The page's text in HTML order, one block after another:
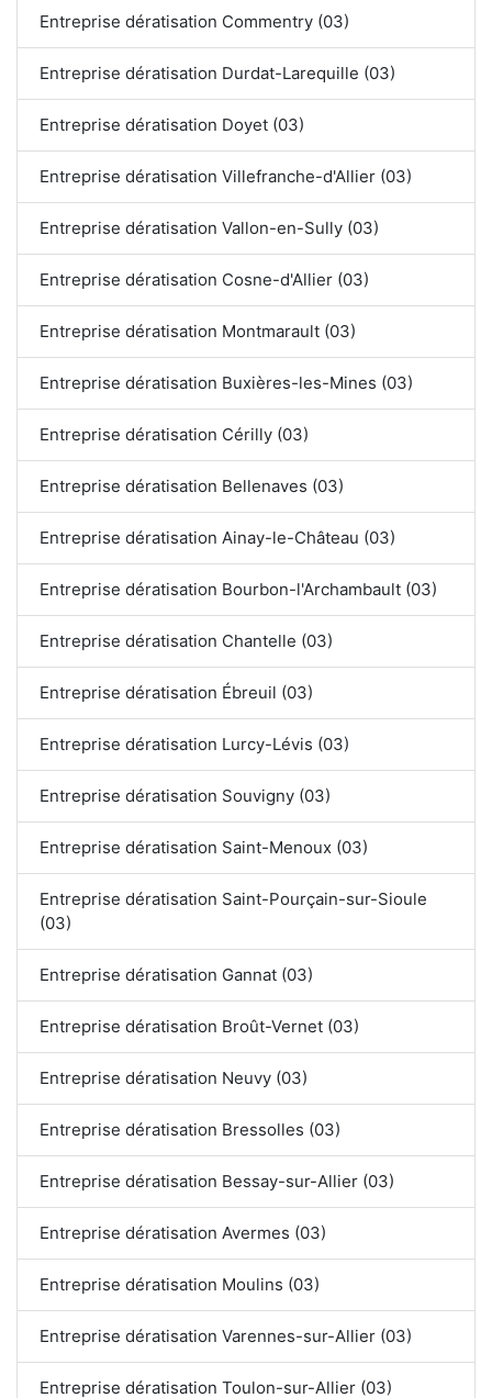
Entreprise dératisation Commentry (03)
Entreprise dératisation Durdat-Larequille (03)
Entreprise dératisation Doyet (03)
Entreprise dératisation Villefranche-d'Allier (03)
Entreprise dératisation Vallon-en-Sully (03)
Entreprise dératisation Cosne-d'Allier (03)
Entreprise dératisation Montmarault (03)
Entreprise dératisation Buxières-les-Mines (03)
Entreprise dératisation Cérilly (03)
Entreprise dératisation Bellenaves (03)
Entreprise dératisation Ainay-le-Château (03)
Entreprise dératisation Bourbon-l'Archambault (03)
Entreprise dératisation Chantelle (03)
Entreprise dératisation Ébreuil (03)
Entreprise dératisation Lurcy-Lévis (03)
Entreprise dératisation Souvigny (03)
Entreprise dératisation Saint-Menoux (03)
Entreprise dératisation Saint-Pourçain-sur-Sioule
(03)
Entreprise dératisation Gannat (03)
Entreprise dératisation Broût-Vernet (03)
Entreprise dératisation Neuvy (03)
Entreprise dératisation Bressolles (03)
Entreprise dératisation Bessay-sur-Allier (03)
Entreprise dératisation Avermes (03)
Entreprise dératisation Moulins (03)
Entreprise dératisation Varennes-sur-Allier (03)
Entreprise dératisation Toulon-sur-Allier (03)